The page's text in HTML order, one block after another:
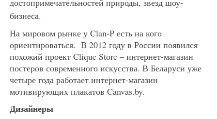
бизнеса.
На мировом рынке у Clan-P есть на кого
ориентироваться. В 2012 году в России появился
похожий проект Clique Store – интернет-магазин
постеров современного искусства. В Беларуси уже
четыре года работает интернет-магазин
мотивирующих плакатов Canvas.by.
Дизайнеры